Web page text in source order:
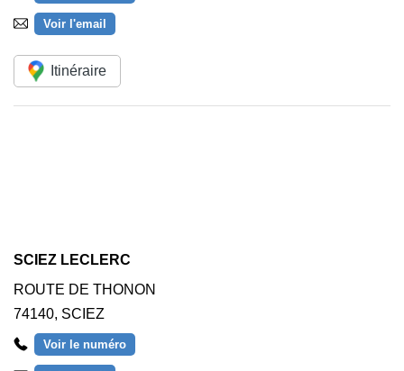
Voir l'email
Itinéraire
SCIEZ LECLERC
ROUTE DE THONON
74140, SCIEZ
Voir le numéro